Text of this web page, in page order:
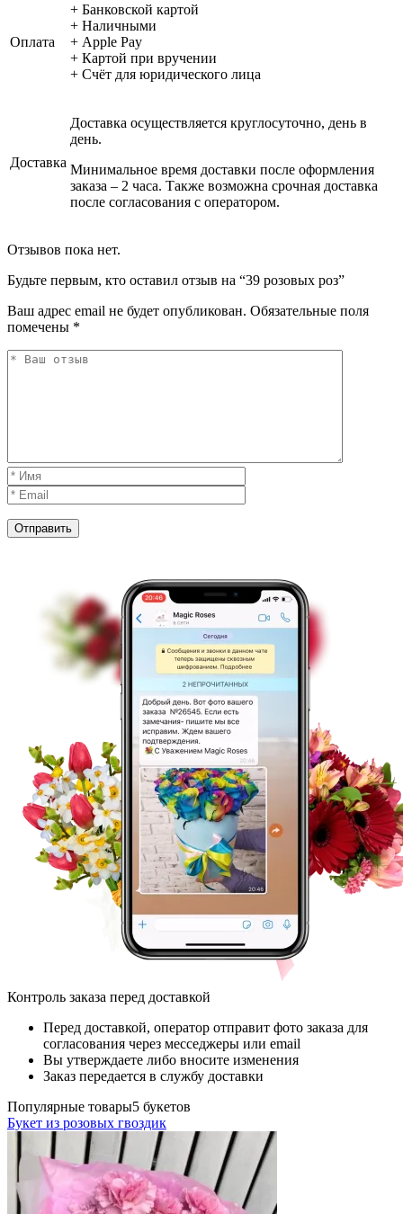
Оплата
+ Банковской картой
+ Наличными
+ Apple Pay
+ Картой при вручении
+ Счёт для юридического лица
Доставка
Доставка осуществляется круглосуточно, день в
день.
Минимальное время доставки после оформления
заказа – 2 часа. Также возможна срочная доставка
после согласования с оператором.
Отзывов пока нет.
Будьте первым, кто оставил отзыв на “39 розовых роз”
Ваш адрес email не будет опубликован. Обязательные поля
помечены *
Контроль заказа перед доставкой
Перед доставкой, оператор отправит фото заказа для
согласования через месседжеры или email
Вы утверждаете либо вносите изменения
Заказ передается в службу доставки
Популярные товары5 букетов
Букет из розовых гвоздик